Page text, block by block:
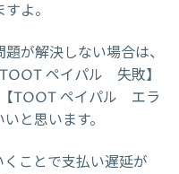
よ。
が解決しない場合は、
ペイパル 失敗】
TOOT ペイパル エラ
と思います。
ことで支払い遅延が